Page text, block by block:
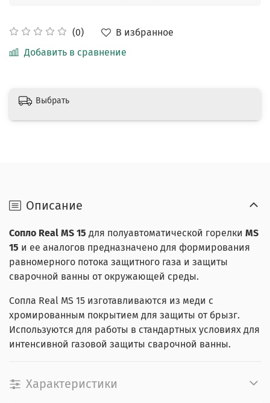
(0)
В избранное
Добавить в сравнение
Выбрать
Описание
Сопло Real MS 15 для полуавтоматической горелки MS
15 и ее аналогов предназначено для формирования
равномерного потока защитного газа и защиты
сварочной ванны от окружающей среды.
Сопла Real MS 15 изготавливаются из меди с
хромированным покрытием для защиты от брызг.
Используются для работы в стандартных условиях для
интенсивной газовой защиты сварочной ванны.
Характеристики